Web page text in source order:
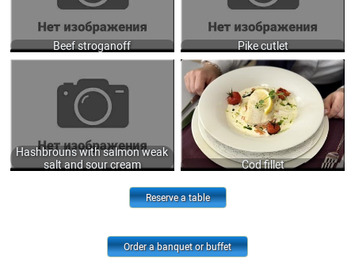
Beef stroganoff Pike cutlet
Hashbrouns with salmon weak
salt and sour cream
HASHBROUNS WITH SALMON WEAK
SALT AND SOUR CREAM 210/40/50
GR.
780
Cod fillet
COD FILLET BAKED WITH BER
NOISETTE SAUCE AND FRESH
THYME, SERVED WITH POACHED
LEEKS AND FRESH CARROTS
100/150 GR.
900
Reserve a table
Order a banquet or buffet